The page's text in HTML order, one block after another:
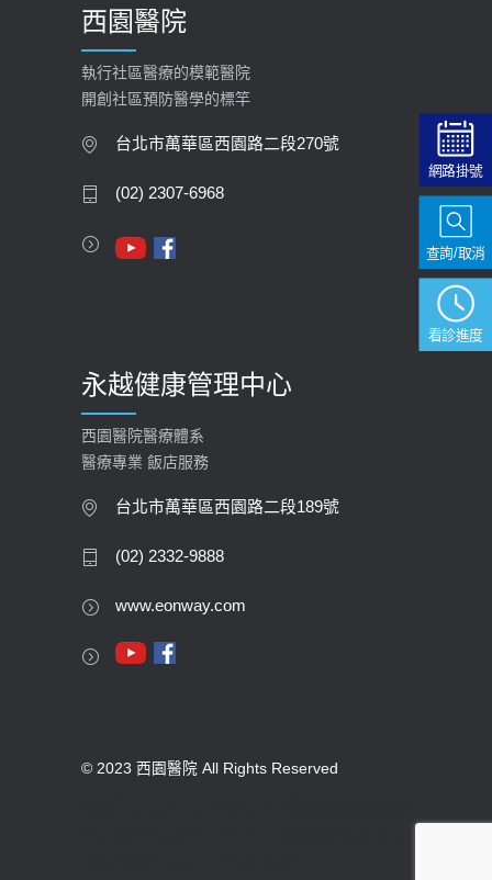
【快速肝癌篩檢MRI】新檢查服務
2026-02-06
大吃大喝、肥胖害到膽囊！膽結石、
膽息肉如何處理？
2023-09-27
西園醫院
執行社區醫療的模範醫院
開創社區預防醫學的標竿
台北市萬華區西園路二段270號
(02) 2307-6968
永越健康管理中心
西園醫院醫療體系
醫療專業 飯店服務
台北市萬華區西園路二段189號
(02) 2332-9888
www.eonway.com
© 2023 西園醫院 All Rights Reserved
網路掛號
看診進度
查詢/取消